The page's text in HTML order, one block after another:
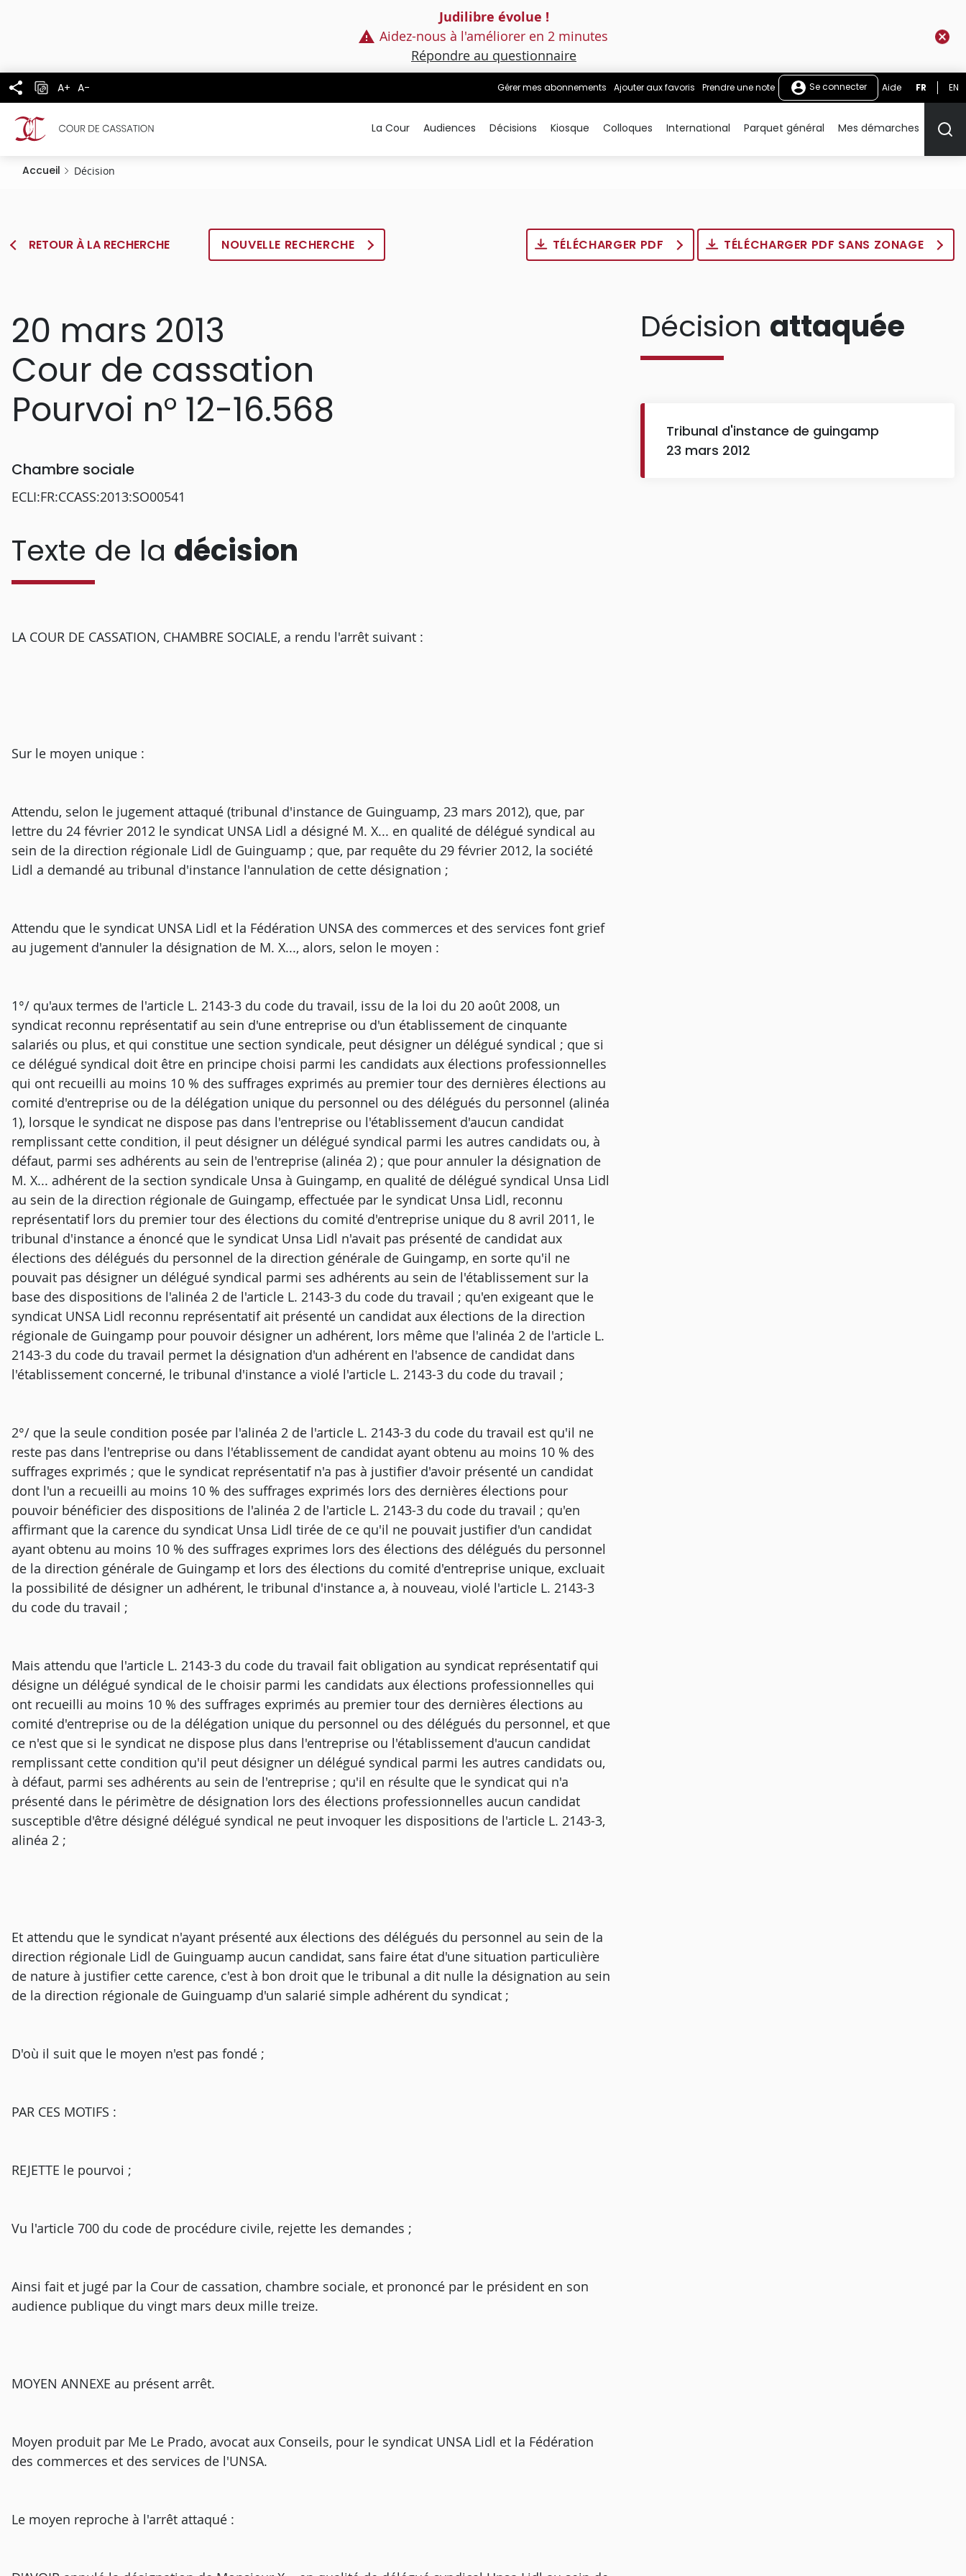
Judilibre évolue !
Aidez-nous à l'améliorer en 2 minutes
Répondre au questionnaire
A+ A- Gérer mes abonnements Ajouter aux favoris Prendre une note Se connecter Aide FR EN
La Cour Audiences Décisions Kiosque Colloques International Parquet général Mes démarches
Accueil Décision
RETOUR À LA RECHERCHE NOUVELLE RECHERCHE TÉLÉCHARGER PDF TÉLÉCHARGER PDF SANS ZONAGE
20 mars 2013
Cour de cassation
Pourvoi n° 12-16.568
Chambre sociale
ECLI:FR:CCASS:2013:SO00541
Texte de la décision
LA COUR DE CASSATION, CHAMBRE SOCIALE, a rendu l'arrêt suivant :
Sur le moyen unique :
Attendu, selon le jugement attaqué (tribunal d'instance de Guinguamp, 23 mars 2012), que, par
lettre du 24 février 2012 le syndicat UNSA Lidl a désigné M. X... en qualité de délégué syndical au
sein de la direction régionale Lidl de Guinguamp ; que, par requête du 29 février 2012, la société
Lidl a demandé au tribunal d'instance l'annulation de cette désignation ;
Attendu que le syndicat UNSA Lidl et la Fédération UNSA des commerces et des services font grief
au jugement d'annuler la désignation de M. X..., alors, selon le moyen :
1°/ qu'aux termes de l'article L. 2143-3 du code du travail, issu de la loi du 20 août 2008, un
syndicat reconnu représentatif au sein d'une entreprise ou d'un établissement de cinquante
salariés ou plus, et qui constitue une section syndicale, peut désigner un délégué syndical ; que si
ce délégué syndical doit être en principe choisi parmi les candidats aux élections professionnelles
qui ont recueilli au moins 10 % des suffrages exprimés au premier tour des dernières élections au
comité d'entreprise ou de la délégation unique du personnel ou des délégués du personnel (alinéa
1), lorsque le syndicat ne dispose pas dans l'entreprise ou l'établissement d'aucun candidat
remplissant cette condition, il peut désigner un délégué syndical parmi les autres candidats ou, à
défaut, parmi ses adhérents au sein de l'entreprise (alinéa 2) ; que pour annuler la désignation de
M. X... adhérent de la section syndicale Unsa à Guingamp, en qualité de délégué syndical Unsa Lidl
au sein de la direction régionale de Guingamp, effectuée par le syndicat Unsa Lidl, reconnu
représentatif lors du premier tour des élections du comité d'entreprise unique du 8 avril 2011, le
tribunal d'instance a énoncé que le syndicat Unsa Lidl n'avait pas présenté de candidat aux
élections des délégués du personnel de la direction générale de Guingamp, en sorte qu'il ne
pouvait pas désigner un délégué syndical parmi ses adhérents au sein de l'établissement sur la
base des dispositions de l'alinéa 2 de l'article L. 2143-3 du code du travail ; qu'en exigeant que le
syndicat UNSA Lidl reconnu représentatif ait présenté un candidat aux élections de la direction
régionale de Guingamp pour pouvoir désigner un adhérent, lors même que l'alinéa 2 de l'article L.
2143-3 du code du travail permet la désignation d'un adhérent en l'absence de candidat dans
l'établissement concerné, le tribunal d'instance a violé l'article L. 2143-3 du code du travail ;
2°/ que la seule condition posée par l'alinéa 2 de l'article L. 2143-3 du code du travail est qu'il ne
reste pas dans l'entreprise ou dans l'établissement de candidat ayant obtenu au moins 10 % des
suffrages exprimés ; que le syndicat représentatif n'a pas à justifier d'avoir présenté un candidat
dont l'un a recueilli au moins 10 % des suffrages exprimés lors des dernières élections pour
pouvoir bénéficier des dispositions de l'alinéa 2 de l'article L. 2143-3 du code du travail ; qu'en
affirmant que la carence du syndicat Unsa Lidl tirée de ce qu'il ne pouvait justifier d'un candidat
ayant obtenu au moins 10 % des suffrages exprimes lors des élections des délégués du personnel
de la direction générale de Guingamp et lors des élections du comité d'entreprise unique, excluait
la possibilité de désigner un adhérent, le tribunal d'instance a, à nouveau, violé l'article L. 2143-3
du code du travail ;
Mais attendu que l'article L. 2143-3 du code du travail fait obligation au syndicat représentatif qui
désigne un délégué syndical de le choisir parmi les candidats aux élections professionnelles qui
ont recueilli au moins 10 % des suffrages exprimés au premier tour des dernières élections au
comité d'entreprise ou de la délégation unique du personnel ou des délégués du personnel, et que
ce n'est que si le syndicat ne dispose plus dans l'entreprise ou l'établissement d'aucun candidat
remplissant cette condition qu'il peut désigner un délégué syndical parmi les autres candidats ou,
à défaut, parmi ses adhérents au sein de l'entreprise ; qu'il en résulte que le syndicat qui n'a
présenté dans le périmètre de désignation lors des élections professionnelles aucun candidat
susceptible d'être désigné délégué syndical ne peut invoquer les dispositions de l'article L. 2143-3,
alinéa 2 ;
Et attendu que le syndicat n'ayant présenté aux élections des délégués du personnel au sein de la
direction régionale Lidl de Guinguamp aucun candidat, sans faire état d'une situation particulière
de nature à justifier cette carence, c'est à bon droit que le tribunal a dit nulle la désignation au sein
de la direction régionale de Guinguamp d'un salarié simple adhérent du syndicat ;
D'où il suit que le moyen n'est pas fondé ;
PAR CES MOTIFS :
REJETTE le pourvoi ;
Vu l'article 700 du code de procédure civile, rejette les demandes ;
Ainsi fait et jugé par la Cour de cassation, chambre sociale, et prononcé par le président en son
audience publique du vingt mars deux mille treize.
MOYEN ANNEXE au présent arrêt.
Moyen produit par Me Le Prado, avocat aux Conseils, pour le syndicat UNSA Lidl et la Fédération
des commerces et des services de l'UNSA.
Le moyen reproche à l'arrêt attaqué :
Décision attaquée
Tribunal d'instance de guingamp
23 mars 2012